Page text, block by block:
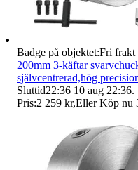
Badge på objektet:Fri frakt
200mm 3-käftar
självcentrerad,hög
Sluttid22:36 10 aug 22:36.
Pris:2 259 kr,Eller Köp nu